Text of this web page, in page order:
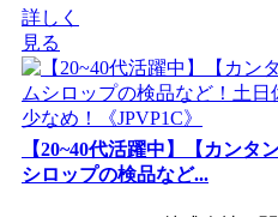
詳しく
見る
【20~40代活躍中】【カンタ
シロップの検品など...